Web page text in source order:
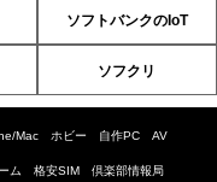
ソフトバンクのIoT
ソフクリ
Mac ホビー 自作PC AV
ム 格安SIM 倶楽部情報局